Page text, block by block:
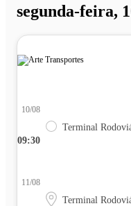
segunda-feira,
09:30
10/08
Terminal
11/08
Terminal